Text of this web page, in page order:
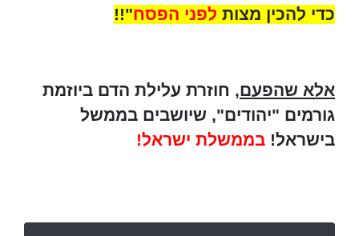
כדי להכין מצות לפני הפסח"!!
אלא שהפעם, חוזרת עלילת הדם ביוזמת
גורמים "יהודים", שיושבים בממשל
בישראל! בממשלת ישראל!